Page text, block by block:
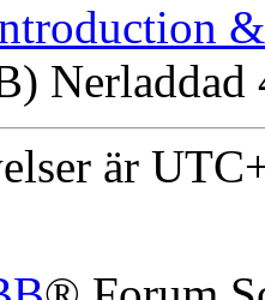
Nerladdad
är